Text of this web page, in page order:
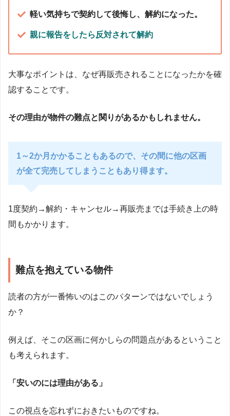
軽い気持ちで契約して後悔し、解約になった。
親に報告をしたら反対されて解約
大事なポイントは、なぜ再販売されることになったかを確
認することです。
その理由が物件の難点と関りがあるかもしれません。
1～2か月かかることもあるので、その間に他の区画
が全て完売してしまうこともあり得ます。
1度契約→解約・キャンセル→再販売までは手続き上の時
間もかかります。
難点を抱えている物件
読者の方が一番怖いのはこのパターンではないでしょう
か？
例えば、そこの区画に何かしらの問題点があるということ
も考えられます。
「安いのには理由がある」
この視点を忘れずにおきたいものですね。